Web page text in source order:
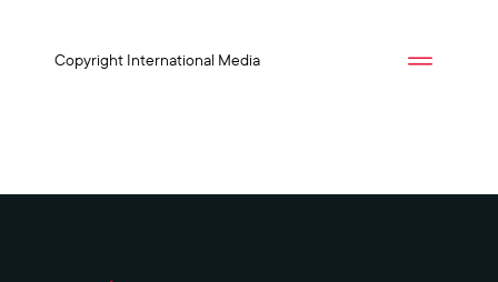
Copyright International Media